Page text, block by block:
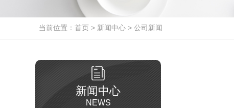
当前位置： 首页 > 新闻中心 > 公司新闻
新闻中心
NEWS